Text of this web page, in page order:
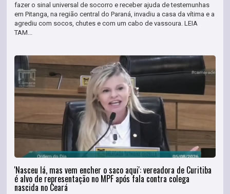
fazer o sinal universal de socorro e receber ajuda de testemunhas
em Pitanga, na região central do Paraná, invadiu a casa da vítima e a
agrediu com socos, chutes e com um cabo de vassoura. LEIA
TAM...
'Nasceu lá, mas vem encher o saco aqui': vereadora de Curitiba
é alvo de representação no MPF após fala contra colega
nascida no Ceará